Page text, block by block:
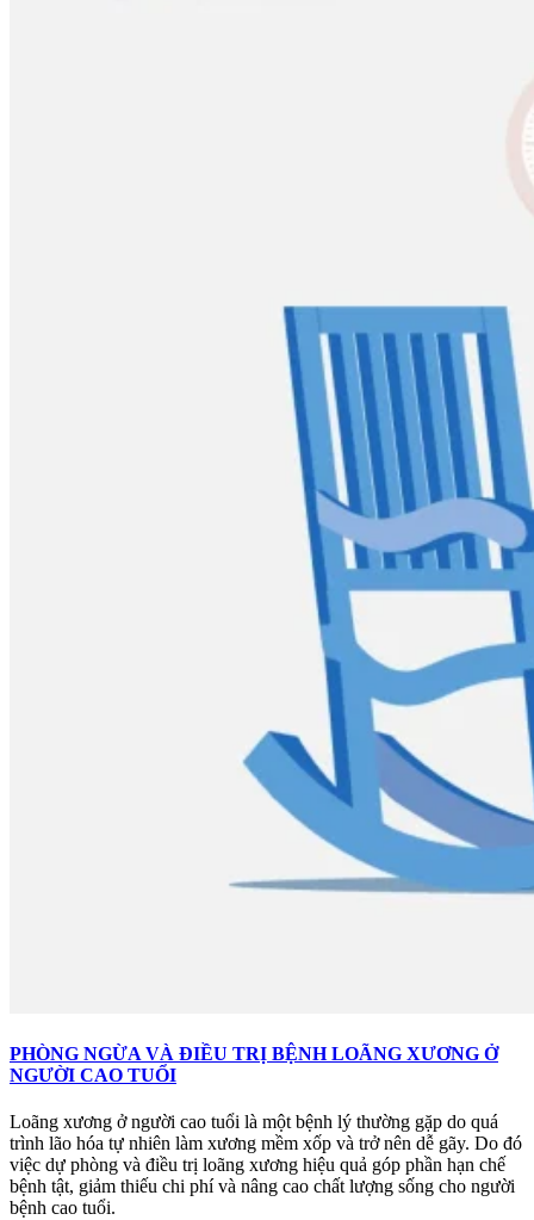
PHÒNG NGỪA VÀ ĐIỀU TRỊ BỆNH LOÃNG XƯƠNG Ở
NGƯỜI CAO TUỔI
Loãng xương ở người cao tuổi là một bệnh lý thường gặp do quá
trình lão hóa tự nhiên làm xương mềm xốp và trở nên dễ gãy. Do đó
việc dự phòng và điều trị loãng xương hiệu quả góp phần hạn chế
bệnh tật, giảm thiếu chi phí và nâng cao chất lượng sống cho người
bệnh cao tuổi.